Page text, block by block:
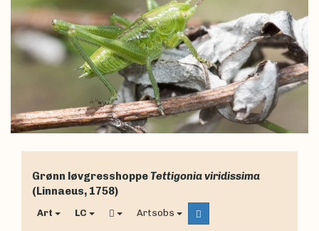
Grønn løvgresshoppeTettigonia viridissima
(Linnaeus, 1758)
Art LC Artsobs